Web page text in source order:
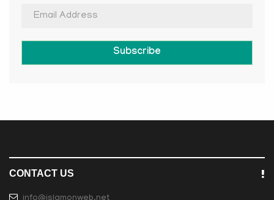
Subscribe
CONTACT US